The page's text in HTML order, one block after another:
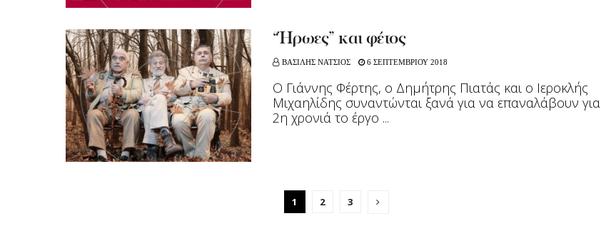
“Ήρωες” και φέτος
ΒΑΣΙΛΗΣ ΝΑΤΣΙΟΣ 6 ΣΕΠΤΕΜΒΡΙΟΥ 2018
Ο Γιάννης Φέρτης, ο Δημήτρης Πιατάς και ο Ιεροκλής
Μιχαηλίδης συναντώνται ξανά για να επαναλάβουν για
2η χρονιά το έργο ...
1 2 3